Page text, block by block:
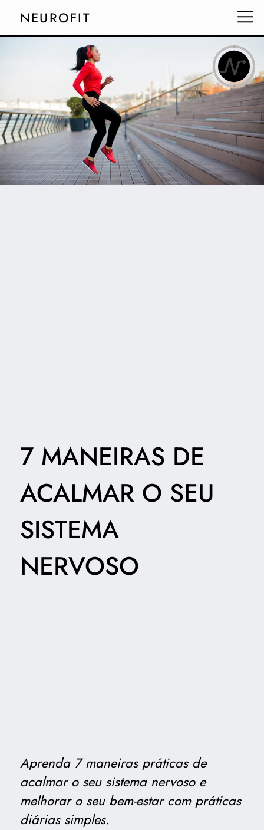
NEUROFIT
7 MANEIRAS DE
ACALMAR O SEU
SISTEMA
NERVOSO
Aprenda 7 maneiras práticas de
acalmar o seu sistema nervoso e
melhorar o seu bem-estar com práticas
diárias simples.